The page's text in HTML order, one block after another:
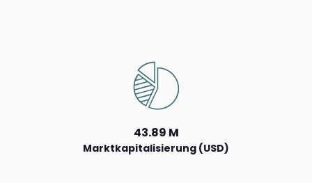
43.89 M
Marktkapitalisierung (USD)